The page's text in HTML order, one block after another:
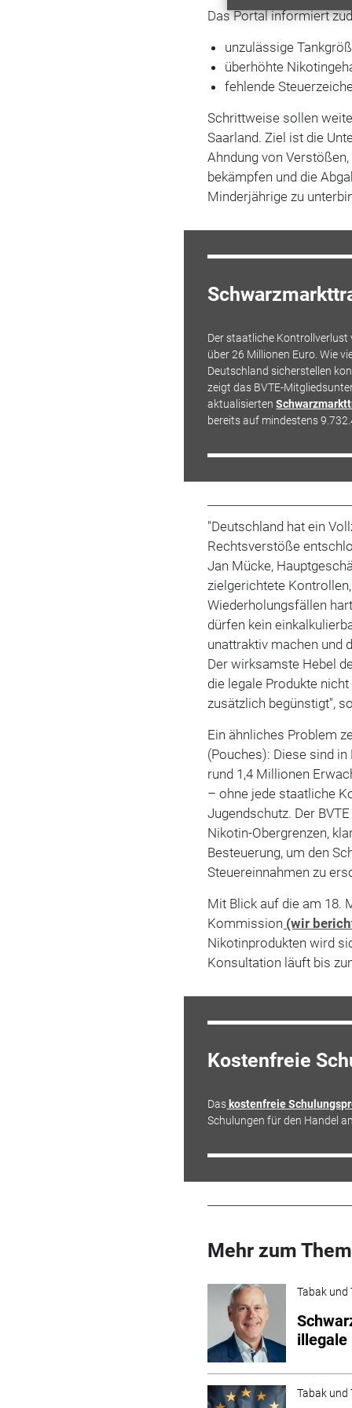
Das Portal informiert
unzulässige
überhöhte
fehlende
Schrittweise sollen
Saarland. Ziel ist die
Ahndung von
bekämpfen und die
Minderjährige zu
Der staatliche Kontrollverlust
über 26 Millionen Euro. Wie
Deutschland sicherstellen
zeigt das BVTE-
aktualisierten
bereits auf mindestens
"Deutschland hat ein
Rechtsverstöße
Jan Mücke,
zielgerichtete
Wiederholungsfällen
dürfen kein
unattraktiv machen und
Der wirksamste Hebel
die legale Produkte
zusätzlich begünstigt",
Ein ähnliches Problem
(Pouches): Diese sind
rund 1,4 Millionen
– ohne jede staatliche
Jugendschutz. Der
Nikotin-Obergrenzen,
Besteuerung, um den
Steuereinnahmen zu
Mit Blick auf die am 18.
Kommission (wir
Nikotinprodukten wird
Konsultation läuft bis
Kostenfreie
Das kostenfreie
Schulungen für den Handel an.
Mehr zum
Tabak und
illegale
Tabak und